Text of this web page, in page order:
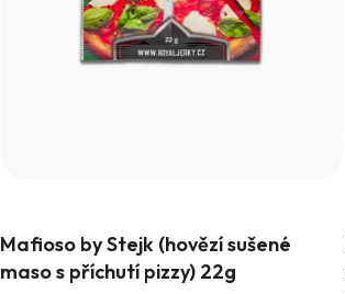
hodnocení
produktu
Mafioso by Stejk (hovězí sušené
maso s příchutí pizzy) 22g